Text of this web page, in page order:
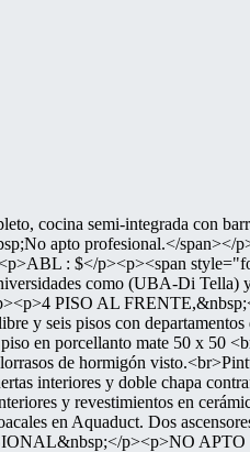
cocina semi-integrada con
apto profesional.</span></
: $</p><p><span
como (UBA-Di Tella)
PISO AL
y seis pisos con departamentos
en porcellanto mate 50 x 50
de hormigón
interiores y doble chapa
y revestimientos en
en Aquaduct. Dos
p><p>NO